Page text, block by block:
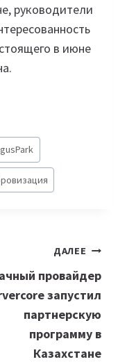
руководители
в июне
ДАЛЕЕ
провайдер
запустил
партнерскую
программу в
Казахстане